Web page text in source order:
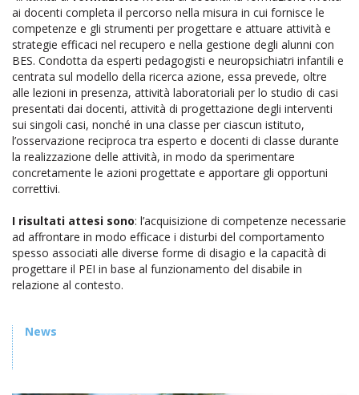
ai docenti completa il percorso nella misura in cui fornisce le
competenze e gli strumenti per progettare e attuare attività e
strategie efficaci nel recupero e nella gestione degli alunni con
BES. Condotta da esperti pedagogisti e neuropsichiatri infantili e
centrata sul modello della ricerca azione, essa prevede, oltre
alle lezioni in presenza, attività laboratoriali per lo studio di casi
presentati dai docenti, attività di progettazione degli interventi
sui singoli casi, nonché in una classe per ciascun istituto,
l’osservazione reciproca tra esperto e docenti di classe durante
la realizzazione delle attività, in modo da sperimentare
concretamente le azioni progettate e apportare gli opportuni
correttivi.
I risultati attesi sono: l’acquisizione di competenze necessarie
ad affrontare in modo efficace i disturbi del comportamento
spesso associati alle diverse forme di disagio e la capacità di
progettare il PEI in base al funzionamento del disabile in
relazione al contesto.
News